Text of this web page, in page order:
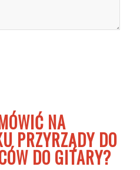
NA
PRZYRZĄDY DO
DO GITARY?